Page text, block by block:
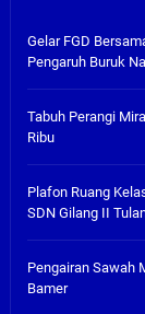
Gelar FGD
Pengaruh Buruk
Tabuh Perangi
Ribu
Plafon Ruang
SDN Gilang II
Pengairan Sawah
Bamer